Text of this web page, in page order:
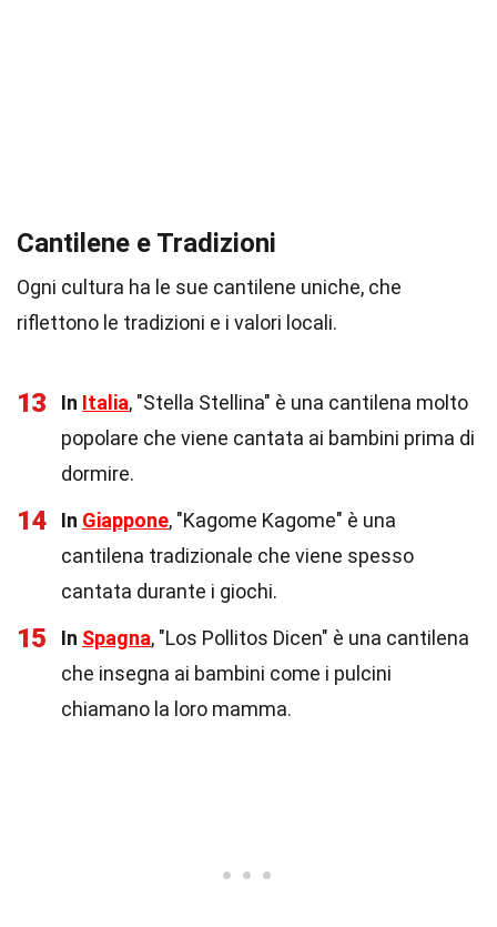
Cantilene e Tradizioni
Ogni cultura ha le sue cantilene uniche, che
riflettono le tradizioni e i valori locali.
13 In Italia, "Stella Stellina" è una cantilena molto
popolare che viene cantata ai bambini prima di
dormire.
14 In Giappone, "Kagome Kagome" è una
cantilena tradizionale che viene spesso
cantata durante i giochi.
15 In Spagna, "Los Pollitos Dicen" è una cantilena
che insegna ai bambini come i pulcini
chiamano la loro mamma.